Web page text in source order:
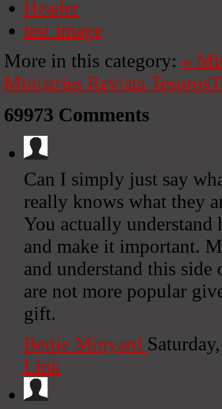
Header
test image
More in this category: «
Ministries Revista Tesoros
69973 Comments
Can I simply just say
really knows what they
You actually
and make it important.
and understand this
are not more popular
gift.
Bettie Minyard
Link